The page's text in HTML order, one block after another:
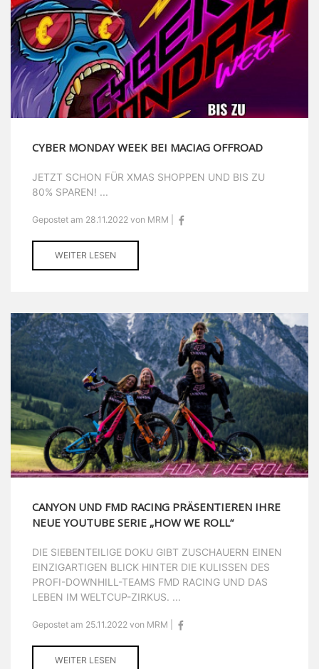
CYBER MONDAY WEEK BEI MACIAG OFFROAD
JETZT SCHON FÜR XMAS SHOPPEN UND BIS ZU
80% SPAREN! ...
Gepostet am 28.11.2022 von MRM |
WEITER LESEN
CANYON UND FMD RACING PRÄSENTIEREN IHRE
NEUE YOUTUBE SERIE „HOW WE ROLL“
DIE SIEBENTEILIGE DOKU GIBT ZUSCHAUERN EINEN
EINZIGARTIGEN BLICK HINTER DIE KULISSEN DES
PROFI-DOWNHILL-TEAMS FMD RACING UND DAS
LEBEN IM WELTCUP-ZIRKUS. ...
Gepostet am 25.11.2022 von MRM |
WEITER LESEN